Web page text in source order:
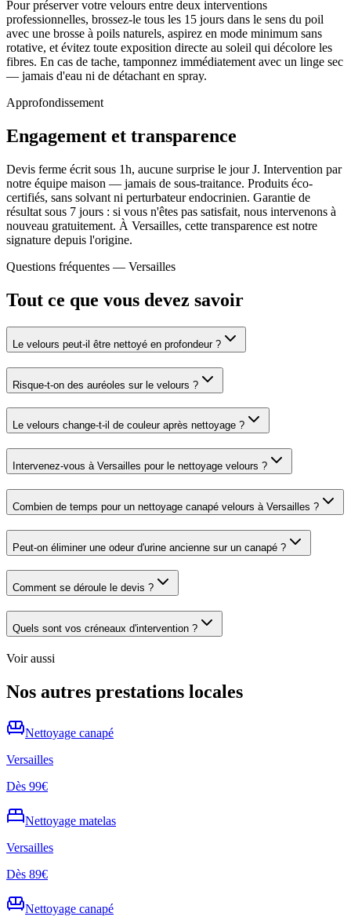
Pour préserver votre velours entre deux interventions
professionnelles, brossez-le tous les 15 jours dans le sens du poil
avec une brosse à poils naturels, aspirez en mode minimum sans
rotative, et évitez toute exposition directe au soleil qui décolore les
fibres. En cas de tache, tamponnez immédiatement avec un linge sec
— jamais d'eau ni de détachant en spray.
Approfondissement
Engagement et transparence
Devis ferme écrit sous 1h, aucune surprise le jour J. Intervention par
notre équipe maison — jamais de sous-traitance. Produits éco-
certifiés, sans solvant ni perturbateur endocrinien. Garantie de
résultat sous 7 jours : si vous n'êtes pas satisfait, nous intervenons à
nouveau gratuitement. À Versailles, cette transparence est notre
signature depuis l'origine.
Questions fréquentes — Versailles
Tout ce que vous devez savoir
Le velours peut-il être nettoyé en profondeur ?
Risque-t-on des auréoles sur le velours ?
Le velours change-t-il de couleur après nettoyage ?
Intervenez-vous à Versailles pour le nettoyage velours ?
Combien de temps pour un nettoyage canapé velours à Versailles ?
Peut-on éliminer une odeur d'urine ancienne sur un canapé ?
Comment se déroule le devis ?
Quels sont vos créneaux d'intervention ?
Voir aussi
Nos autres prestations locales
Nettoyage canapé
Versailles
Dès 99€
Nettoyage matelas
Versailles
Dès 89€
Nettoyage canapé